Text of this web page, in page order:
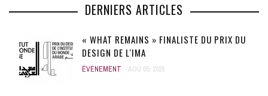
DERNIERS ARTICLES
« WHAT REMAINS » FINALISTE DU PRIX DU
DESIGN DE L'IMA
ÉVÈNEMENT AOÛ 05, 2026